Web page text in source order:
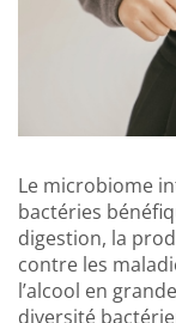
Le microbiome
bactéries
digestion, la
contre les
l’alcool en
diversité